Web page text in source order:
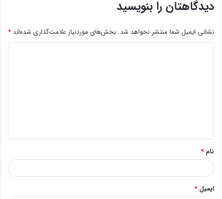
دیدگاهتان را بنویسید
نشانی ایمیل شما منتشر نخواهد شد. بخش‌های موردنیاز علامت‌گذاری شده‌اند *
*
نام *
ایمیل *